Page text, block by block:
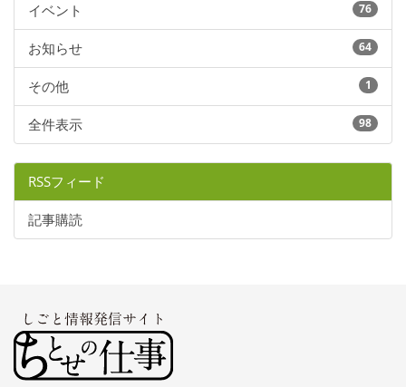
イベント 76
お知らせ 64
その他 1
全件表示 98
RSSフィード
記事購読